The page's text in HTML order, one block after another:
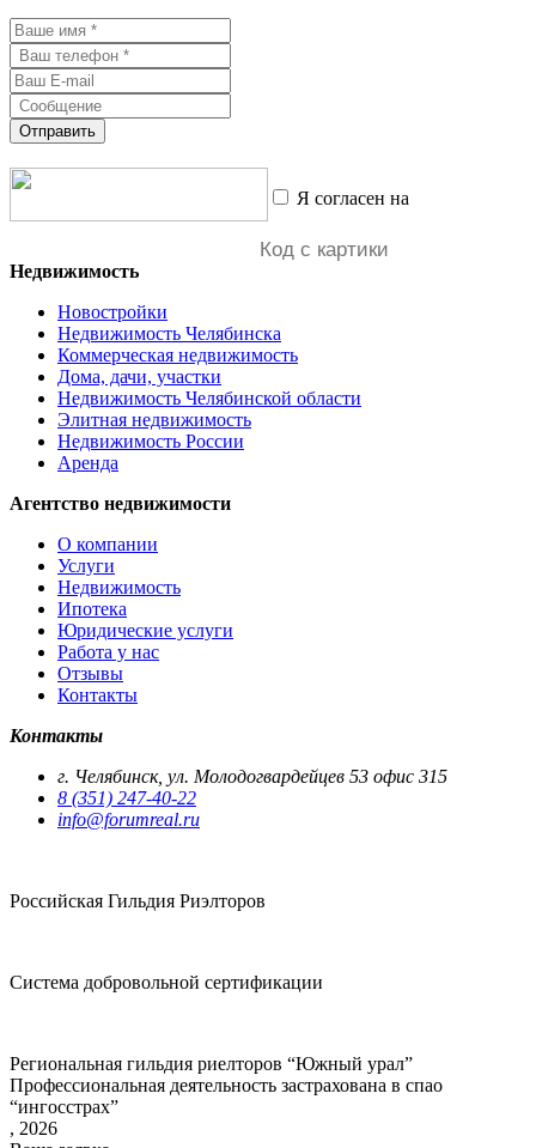
Отправить
Я согласен на
Недвижимость
Новостройки
Недвижимость Челябинска
Коммерческая недвижимость
Дома, дачи, участки
Недвижимость Челябинской области
Элитная недвижимость
Недвижимость России
Аренда
Агентство недвижимости
О компании
Услуги
Недвижимость
Ипотека
Юридические услуги
Работа у нас
Отзывы
Контакты
Контакты
г. Челябинск, ул. Молодогвардейцев 53 офис 315
8 (351) 247-40-22
info@forumreal.ru
Российская Гильдия Риэлторов
Система добровольной сертификации
Региональная гильдия риелторов “Южный урал”
Профессиональная деятельность застрахована в спао
“ингосстрах”
, 2026